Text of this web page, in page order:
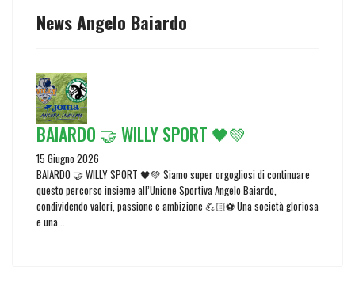
News Angelo Baiardo
BAIARDO 🤝 WILLY SPORT 🖤💚
15 Giugno 2026
BAIARDO 🤝 WILLY SPORT 🖤💚 Siamo super orgogliosi di continuare
questo percorso insieme all’Unione Sportiva Angelo Baiardo,
condividendo valori, passione e ambizione 💪🏻⚽️ Una società gloriosa
e una...